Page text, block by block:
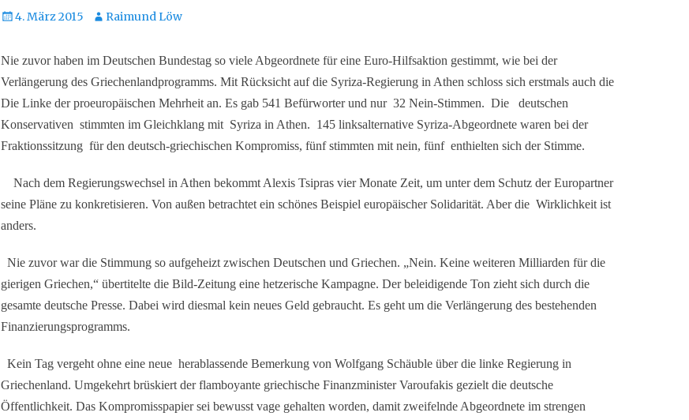
Veröffentlicht
4. März 2015 Autor
Raimund Löw
Nie zuvor haben im Deutschen Bundestag so viele Abgeordnete für eine Euro-Hilfsaktion gestimmt, wie bei der
Verlängerung des Griechenlandprogramms. Mit Rücksicht auf die Syriza-Regierung in Athen schloss sich erstmals auch die
Die Linke der proeuropäischen Mehrheit an. Es gab 541 Befürworter und nur 32 Nein-Stimmen. Die deutschen
Konservativen stimmten im Gleichklang mit Syriza in Athen. 145 linksalternative Syriza-Abgeordnete waren bei der
Fraktionssitzung für den deutsch-griechischen Kompromiss, fünf stimmten mit nein, fünf enthielten sich der Stimme.
Nach dem Regierungswechsel in Athen bekommt Alexis Tsipras vier Monate Zeit, um unter dem Schutz der Europartner
seine Pläne zu konkretisieren. Von außen betrachtet ein schönes Beispiel europäischer Solidarität. Aber die Wirklichkeit ist
anders.
Nie zuvor war die Stimmung so aufgeheizt zwischen Deutschen und Griechen. „Nein. Keine weiteren Milliarden für die
gierigen Griechen,“ übertitelte die Bild-Zeitung eine hetzerische Kampagne. Der beleidigende Ton zieht sich durch die
gesamte deutsche Presse. Dabei wird diesmal kein neues Geld gebraucht. Es geht um die Verlängerung des bestehenden
Finanzierungsprogramms.
Kein Tag vergeht ohne eine neue herablassende Bemerkung von Wolfgang Schäuble über die linke Regierung in
Griechenland. Umgekehrt brüskiert der flamboyante griechische Finanzminister Varoufakis gezielt die deutsche
Öffentlichkeit. Das Kompromisspapier sei bewusst vage gehalten worden, damit zweifelnde Abgeordnete im strengen